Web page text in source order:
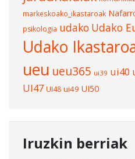
markeskoako_ikastaroak
psikologia udako Udako
Udako
ueu ueu365 ui39 ui40
UI47 UI48 ui49 UI50
Iruzkin berriak